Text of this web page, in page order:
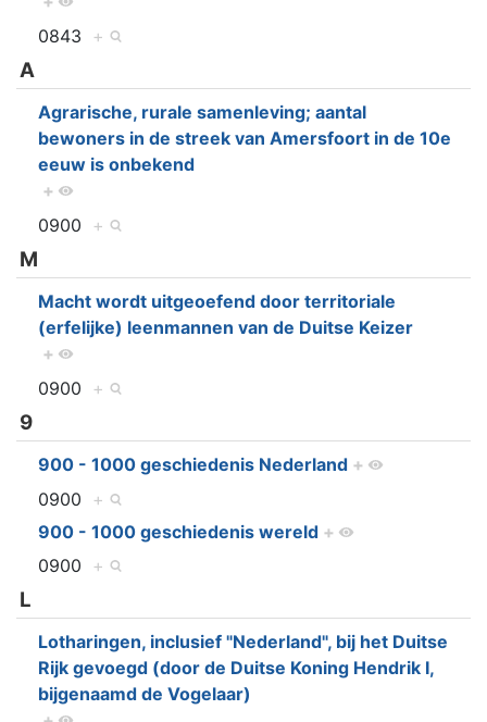
0843 +
A
Agrarische, rurale samenleving; aantal
bewoners in de streek van Amersfoort in de 10e
eeuw is onbekend
+
0900 +
M
Macht wordt uitgeoefend door territoriale
(erfelijke) leenmannen van de Duitse Keizer
+
0900 +
9
900 - 1000 geschiedenis Nederland +
0900 +
900 - 1000 geschiedenis wereld +
0900 +
L
Lotharingen, inclusief "Nederland", bij het Duitse
Rijk gevoegd (door de Duitse Koning Hendrik I,
bijgenaamd de Vogelaar)